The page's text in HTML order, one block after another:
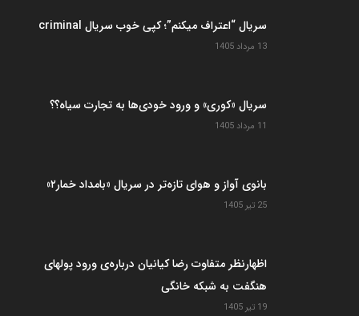
سریال “اعتراف میکنم”؛ کپی خوب سریال criminal
13 مرداد 1405
سریال «کوری» و ورود خودی‌ها به تجارت سیاه؟؟
11 مرداد 1405
بانوی آواز و هوای تازه‌تر در سریال «بامداد خمار۲»
25 تیر 1405
اظهارنظر متفاوت رضا کیانیان درباره‌ی ورود پولهای
هنگفت به شبکه خانگی
19 تیر 1405